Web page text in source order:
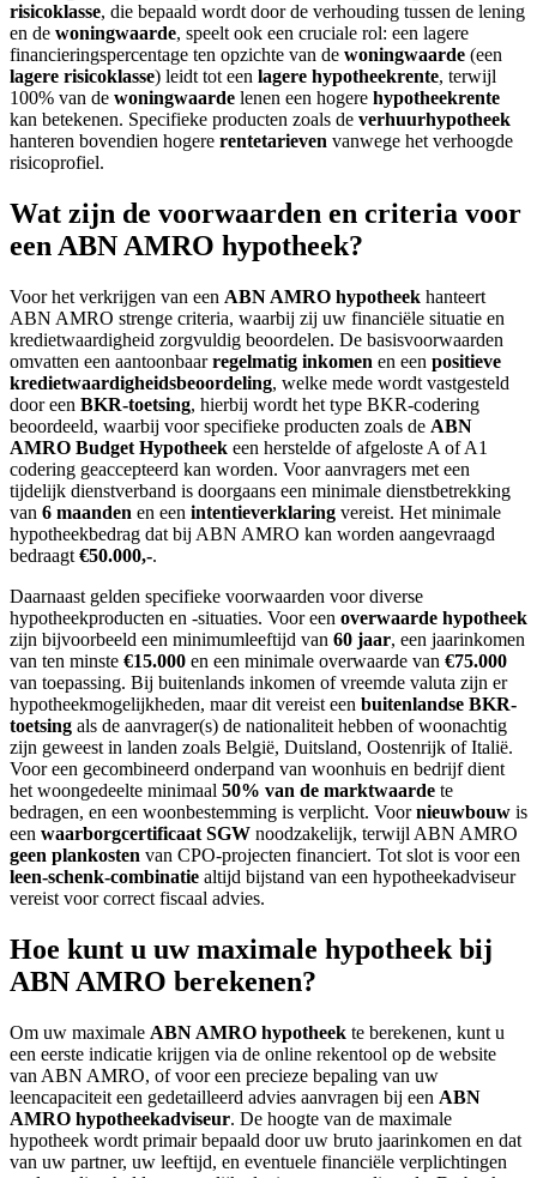
risicoklasse, die bepaald wordt door de verhouding tussen de lening
en de woningwaarde, speelt ook een cruciale rol: een lagere
financieringspercentage ten opzichte van de woningwaarde (een
lagere risicoklasse) leidt tot een lagere hypotheekrente, terwijl
100% van de woningwaarde lenen een hogere hypotheekrente
kan betekenen. Specifieke producten zoals de verhuurhypotheek
hanteren bovendien hogere rentetarieven vanwege het verhoogde
risicoprofiel.
Wat zijn de voorwaarden en criteria voor
een ABN AMRO hypotheek?
Voor het verkrijgen van een ABN AMRO hypotheek hanteert
ABN AMRO strenge criteria, waarbij zij uw financiële situatie en
kredietwaardigheid zorgvuldig beoordelen. De basisvoorwaarden
omvatten een aantoonbaarregelmatig inkomen en een positieve
kredietwaardigheidsbeoordeling, welke mede wordt vastgesteld
door een BKR-toetsing, hierbij wordt het type BKR-codering
beoordeeld, waarbij voor specifieke producten zoals de ABN
AMRO Budget Hypotheek een herstelde of afgeloste A of A1
codering geaccepteerd kan worden. Voor aanvragers met een
tijdelijk dienstverband is doorgaans een minimale dienstbetrekking
van 6 maanden en een intentieverklaring vereist. Het minimale
hypotheekbedrag dat bij ABN AMRO kan worden aangevraagd
bedraagt €50.000,-.
Daarnaast gelden specifieke voorwaarden voor diverse
hypotheekproducten en -situaties. Voor een overwaarde hypotheek
zijn bijvoorbeeld een minimumleeftijd van 60 jaar, een jaarinkomen
van ten minste €15.000 en een minimale overwaarde van €75.000
van toepassing. Bij buitenlands inkomen of vreemde valuta zijn er
hypotheekmogelijkheden, maar dit vereist een buitenlandse BKR-
toetsing als de aanvrager(s) de nationaliteit hebben of woonachtig
zijn geweest in landen zoals België, Duitsland, Oostenrijk of Italië.
Voor een gecombineerd onderpand van woonhuis en bedrijf dient
het woongedeelte minimaal 50% van de marktwaarde te
bedragen, en een woonbestemming is verplicht. Voornieuwbouw is
een waarborgcertificaat SGW noodzakelijk, terwijl ABN AMRO
geen plankosten van CPO-projecten financiert. Tot slot is voor een
leen-schenk-combinatie altijd bijstand van een hypotheekadviseur
vereist voor correct fiscaal advies.
Hoe kunt u uw maximale hypotheek bij
ABN AMRO berekenen?
Om uw maximale ABN AMRO hypotheek te berekenen, kunt u
een eerste indicatie krijgen via de online rekentool op de website
van ABN AMRO, of voor een precieze bepaling van uw
leencapaciteit een gedetailleerd advies aanvragen bij een ABN
AMRO hypotheekadviseur. De hoogte van de maximale
hypotheek wordt primair bepaald door uw bruto jaarinkomen en dat
van uw partner, uw leeftijd, en eventuele financiële verplichtingen